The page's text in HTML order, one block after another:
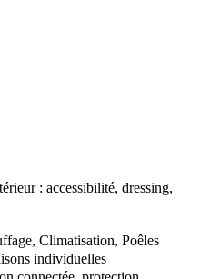
: accessibilité, dressing,
Climatisation, Poêles
individuelles